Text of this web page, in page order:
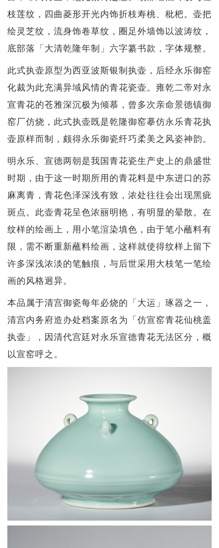
枝莲纹，四曲菱形开光内饰折枝寿桃、枇杷。壶把
绘灵芝纹，流身饰卷草纹，圈足外墙饰以波涛纹，
底部落「大清乾隆年制」六字纂书款，字体规整。
此式执壶原型为西亚波斯银制执壶，后经永乐御窑
化裁为此充满异域风情的青花瓷壶。雍乾二帝对永
宣青花的苍雅深沉极为倾慕，曾多次亲命景德镇御
窑厂仿烧，此式执壶既是乾隆御窑摹仿永乐青花执
壶原样而制，颇得永乐御瓷纤巧柔美之风姿神韵。
明永乐、宣德两朝是我国青花瓷生产史上的鼎盛世
时期，由于这一时期所用的青花料是中东进口的苏
麻离青，青花色泽深浅有致，浓处往往会出现黑疵
斑点。此壶青花呈色浓丽明艳，有明显的晕散。在
纹样的绘画上，用小笔渲染填色，由于笔小蘸料有
限，需不断重新蘸料绘画，这样就使得纹样上留下
许多深浅浓淡的笔触痕，与后世采用大枝笔一笔绘
画的风格迥异。
本品属于清宫御瓷每年必烧的「大运」琢器之一，
清宫内务府造办处档案原名为「仿宣窑青花仙桃盖
执壶」，因清代宫廷对永乐宣德青花无法区分，概
以宣窑呼之。